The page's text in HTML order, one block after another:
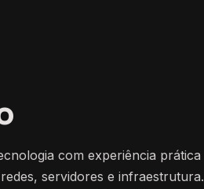
com experiência prática
servidores e infraestrutura.